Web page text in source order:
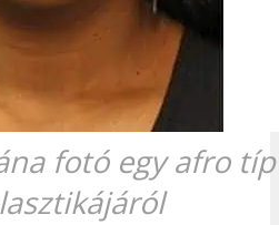
fotó egy afro